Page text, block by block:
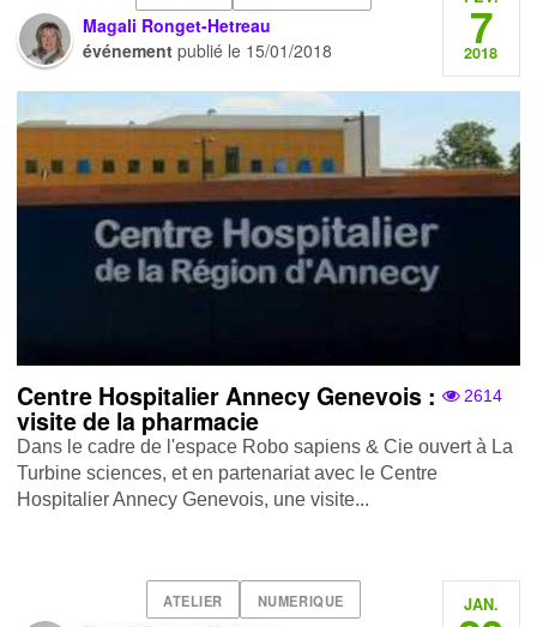
Magali Ronget-Hetreau
événement publié le 15/01/2018 7
2018
2614
Centre Hospitalier Annecy Genevois :
visite de la pharmacie
Dans le cadre de l'espace Robo sapiens & Cie ouvert à La
Turbine sciences, et en partenariat avec le Centre
Hospitalier Annecy Genevois, une visite...
ATELIER NUMERIQUE JAN.